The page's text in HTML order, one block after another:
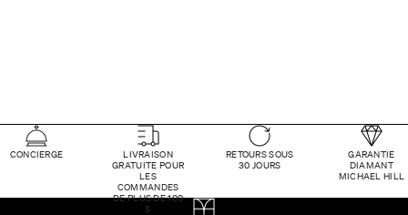
CONCIERGE
LIVRAISON
GRATUITE POUR
LES
COMMANDES
DE PLUS DE 100
$
RETOURS SOUS
30 JOURS
GARANTIE
DIAMANT
MICHAEL HILL